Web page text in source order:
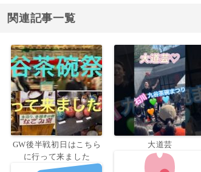
関連記事一覧
GW後半戦初日はこちら
に行って来ました
大道芸